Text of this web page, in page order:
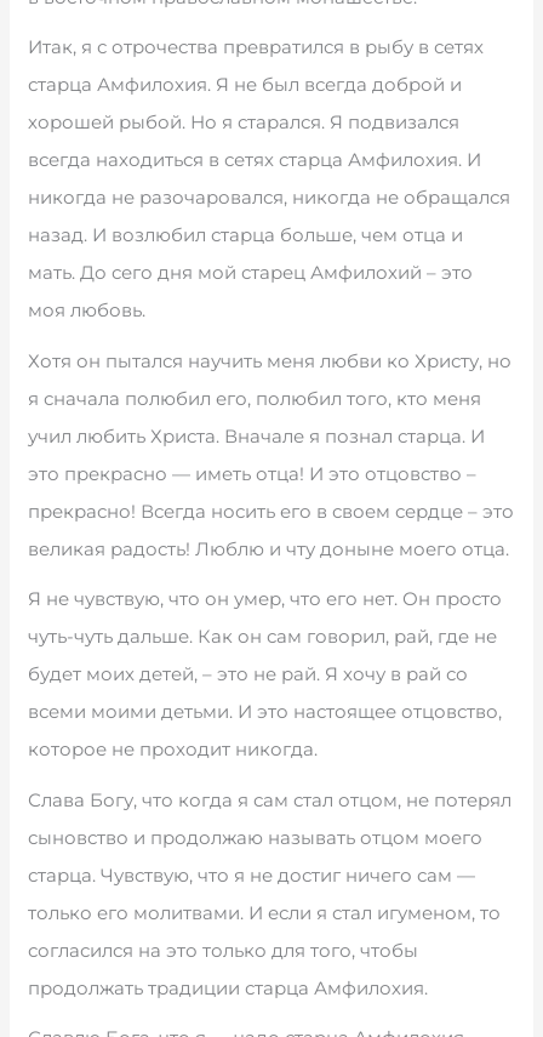
Итак, я с отрочества превратился в рыбу в сетях
старца Амфилохия. Я не был всегда доброй и
хорошей рыбой. Но я старался. Я подвизался
всегда находиться в сетях старца Амфилохия. И
никогда не разочаровался, никогда не обращался
назад. И возлюбил старца больше, чем отца и
мать. До сего дня мой старец Амфилохий – это
моя любовь.
Хотя он пытался научить меня любви ко Христу, но
я сначала полюбил его, полюбил того, кто меня
учил любить Христа. Вначале я познал старца. И
это прекрасно — иметь отца! И это отцовство –
прекрасно! Всегда носить его в своем сердце – это
великая радость! Люблю и чту доныне моего отца.
Я не чувствую, что он умер, что его нет. Он просто
чуть-чуть дальше. Как он сам говорил, рай, где не
будет моих детей, – это не рай. Я хочу в рай со
всеми моими детьми. И это настоящее отцовство,
которое не проходит никогда.
Слава Богу, что когда я сам стал отцом, не потерял
сыновство и продолжаю называть отцом моего
старца. Чувствую, что я не достиг ничего сам —
только его молитвами. И если я стал игуменом, то
согласился на это только для того, чтобы
продолжать традиции старца Амфилохия.